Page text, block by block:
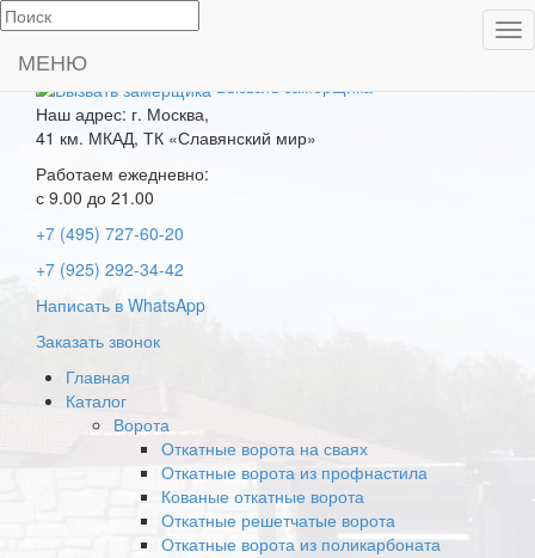
Производство и
установка ворот
Вызвать замерщика
Наш адрес: г. Москва,
41 км. МКАД, ТК «Славянский мир»
Работаем ежедневно:
с 9.00 до 21.00
+7 (495) 727-60-20
+7 (925) 292-34-42
Написать в WhatsApp
Заказать звонок
Главная
Каталог
Ворота
Откатные ворота на сваях
Откатные ворота из профнастила
Кованые откатные ворота
Откатные решетчатые ворота
Откатные ворота из поликарбоната
МЕНЮ